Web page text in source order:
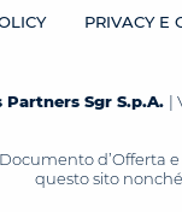
PRIVACY E
Partners Sgr S.p.A. |
questo sito